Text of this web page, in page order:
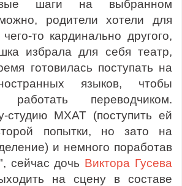
шаги на выбранном
родители хотели для
то кардинально другого,
избрала для себя театр,
готовилась поступать на
языков, чтобы
работать переводчиком.
студию МХАТ (поступить ей
попытки, но зато на
и немного поработав
сейчас дочь Виктора Гусева
на сцену в составе